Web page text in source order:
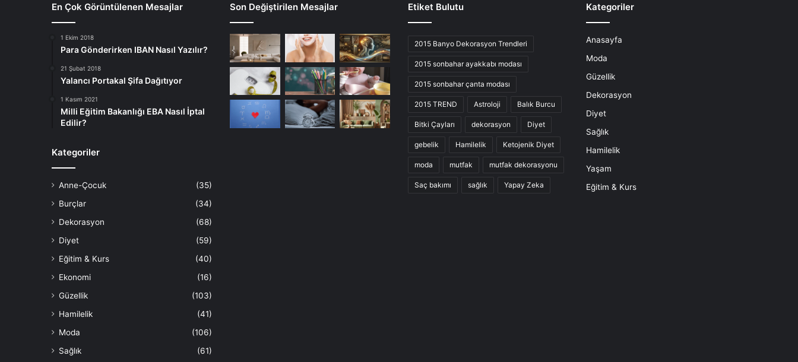
En Çok Görüntülenen Mesajlar
1 Ekim 2018
Para Gönderirken IBAN Nasıl Yazılır?
21 Şubat 2018
Yalancı Portakal Şifa Dağıtıyor
1 Kasım 2021
Milli Eğitim Bakanlığı EBA Nasıl İptal
Edilir?
Kategoriler
Anne-Çocuk
(35)
Burçlar
(34)
Dekorasyon
(68)
Diyet
(59)
Eğitim & Kurs
(40)
Ekonomi
(16)
Güzellik
(103)
Hamilelik
(41)
Moda
(106)
Sağlık
(61)
Son Değiştirilen Mesajlar Etiket Bulutu
2015 Banyo Dekorasyon Trendleri
2015 sonbahar ayakkabı modası
2015 sonbahar çanta modası
2015 TREND Astroloji Balık Burcu
Bitki Çayları dekorasyon Diyet
gebelik Hamilelik Ketojenik Diyet
moda mutfak mutfak dekorasyonu
Saç bakımı sağlık Yapay Zeka
Kategoriler
Anasayfa
Moda
Güzellik
Dekorasyon
Diyet
Sağlık
Hamilelik
Yaşam
Eğitim & Kurs